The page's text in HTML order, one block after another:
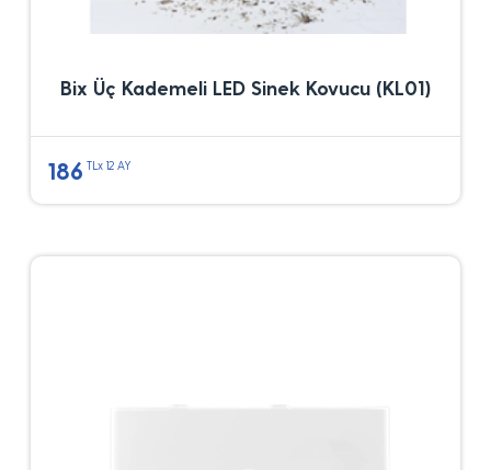
Bix Üç Kademeli LED Sinek Kovucu (KL01)
186 TLx 12 AY